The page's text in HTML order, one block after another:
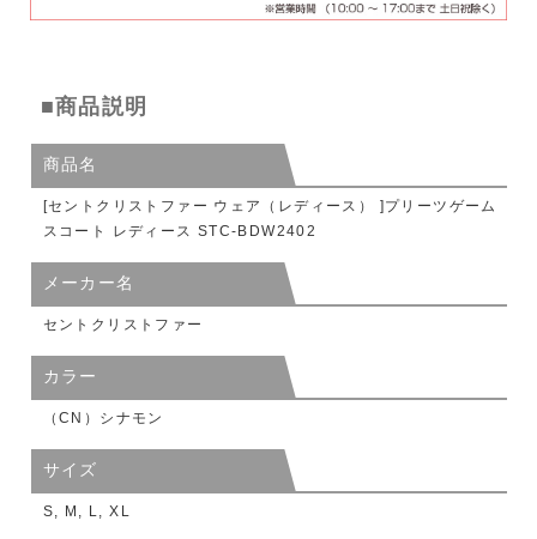
■商品説明
商品名
[セントクリストファー ウェア（レディース） ]プリーツゲーム
スコート レディース STC-BDW2402
メーカー名
セントクリストファー
カラー
（CN）シナモン
サイズ
S, M, L, XL